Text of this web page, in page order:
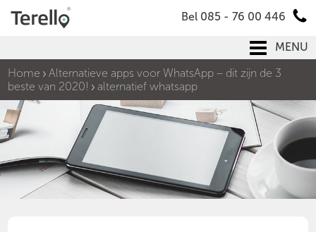
Bel 085 - 76 00 446
MENU
Home
Alternatieve apps voor WhatsApp – dit zijn de 3
beste van 2020!
alternatief whatsapp